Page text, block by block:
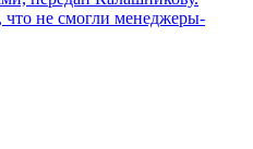
что не смогли менеджеры-